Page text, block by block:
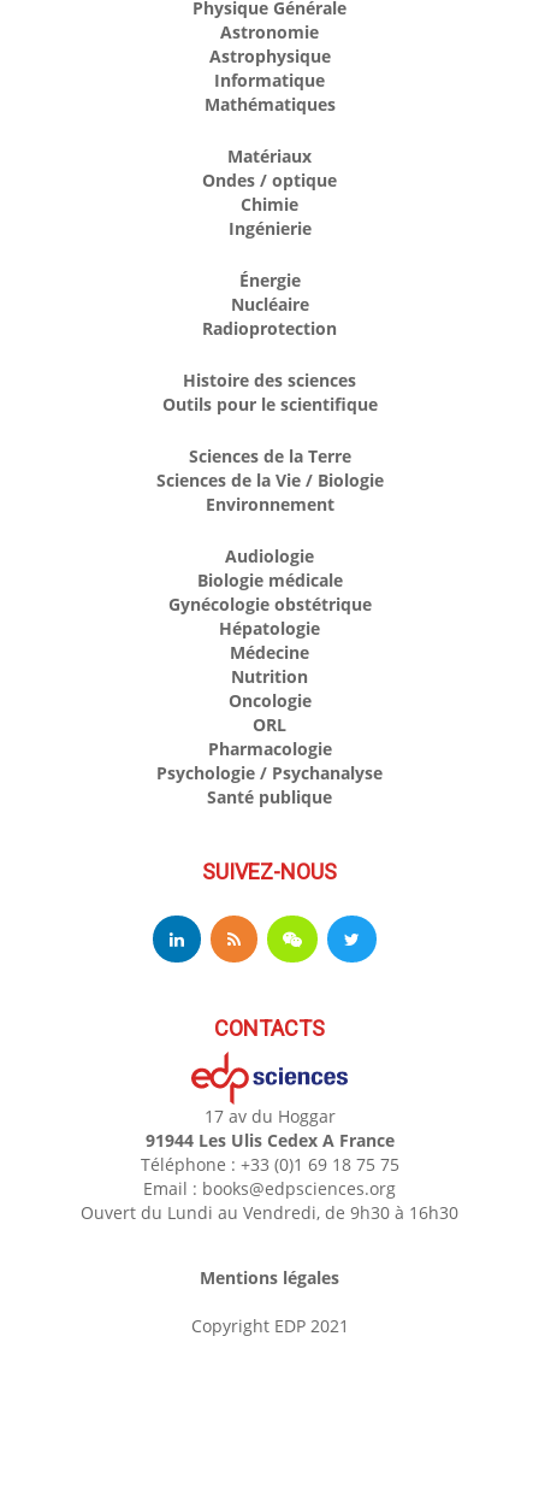
Physique Générale
Astronomie
Astrophysique
Informatique
Mathématiques
Matériaux
Ondes / optique
Chimie
Ingénierie
Énergie
Nucléaire
Radioprotection
Histoire des sciences
Outils pour le scientifique
Sciences de la Terre
Sciences de la Vie / Biologie
Environnement
Audiologie
Biologie médicale
Gynécologie obstétrique
Hépatologie
Médecine
Nutrition
Oncologie
ORL
Pharmacologie
Psychologie / Psychanalyse
Santé publique
SUIVEZ-NOUS
CONTACTS
17 av du Hoggar
91944 Les Ulis Cedex A France
Téléphone : +33 (0)1 69 18 75 75
Email : books@edpsciences.org
Ouvert du Lundi au Vendredi, de 9h30 à 16h30
Mentions légales
Copyright EDP 2021